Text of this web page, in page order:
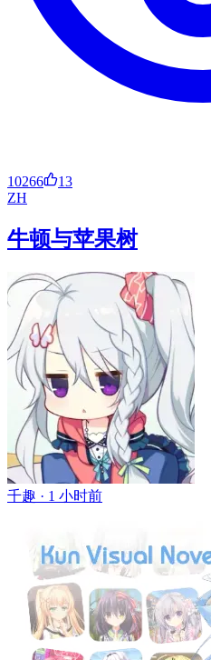
10266
13
ZH
牛顿与苹果树
千趣 · 1 小时前